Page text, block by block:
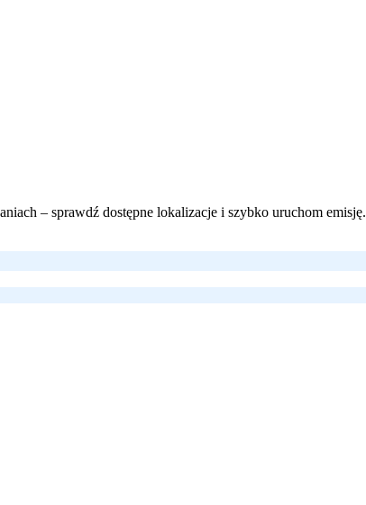
– sprawdź dostępne lokalizacje i szybko uruchom emisję.